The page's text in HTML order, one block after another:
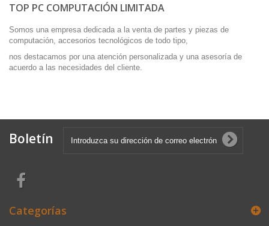
TOP PC COMPUTACIÓN LIMITADA
Somos una empresa dedicada a la venta de partes y piezas de
computación, accesorios tecnológicos de todo tipo,
nos destacamos por una atención personalizada y una asesoría de
acuerdo a las necesidades del cliente.
Boletín
Categorías